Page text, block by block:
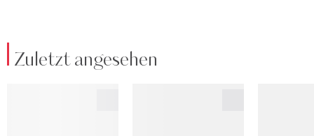
Zuletzt angesehen